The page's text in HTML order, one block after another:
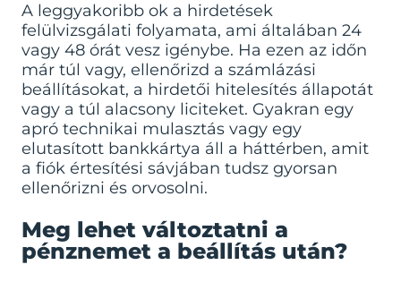
A leggyakoribb ok a hirdetések
felülvizsgálati folyamata, ami általában 24
vagy 48 órát vesz igénybe. Ha ezen az időn
már túl vagy, ellenőrizd a számlázási
beállításokat, a hirdetői hitelesítés állapotát
vagy a túl alacsony liciteket. Gyakran egy
apró technikai mulasztás vagy egy
elutasított bankkártya áll a háttérben, amit
a fiók értesítési sávjában tudsz gyorsan
ellenőrizni és orvosolni.
Meg lehet változtatni a
pénznemet a beállítás után?